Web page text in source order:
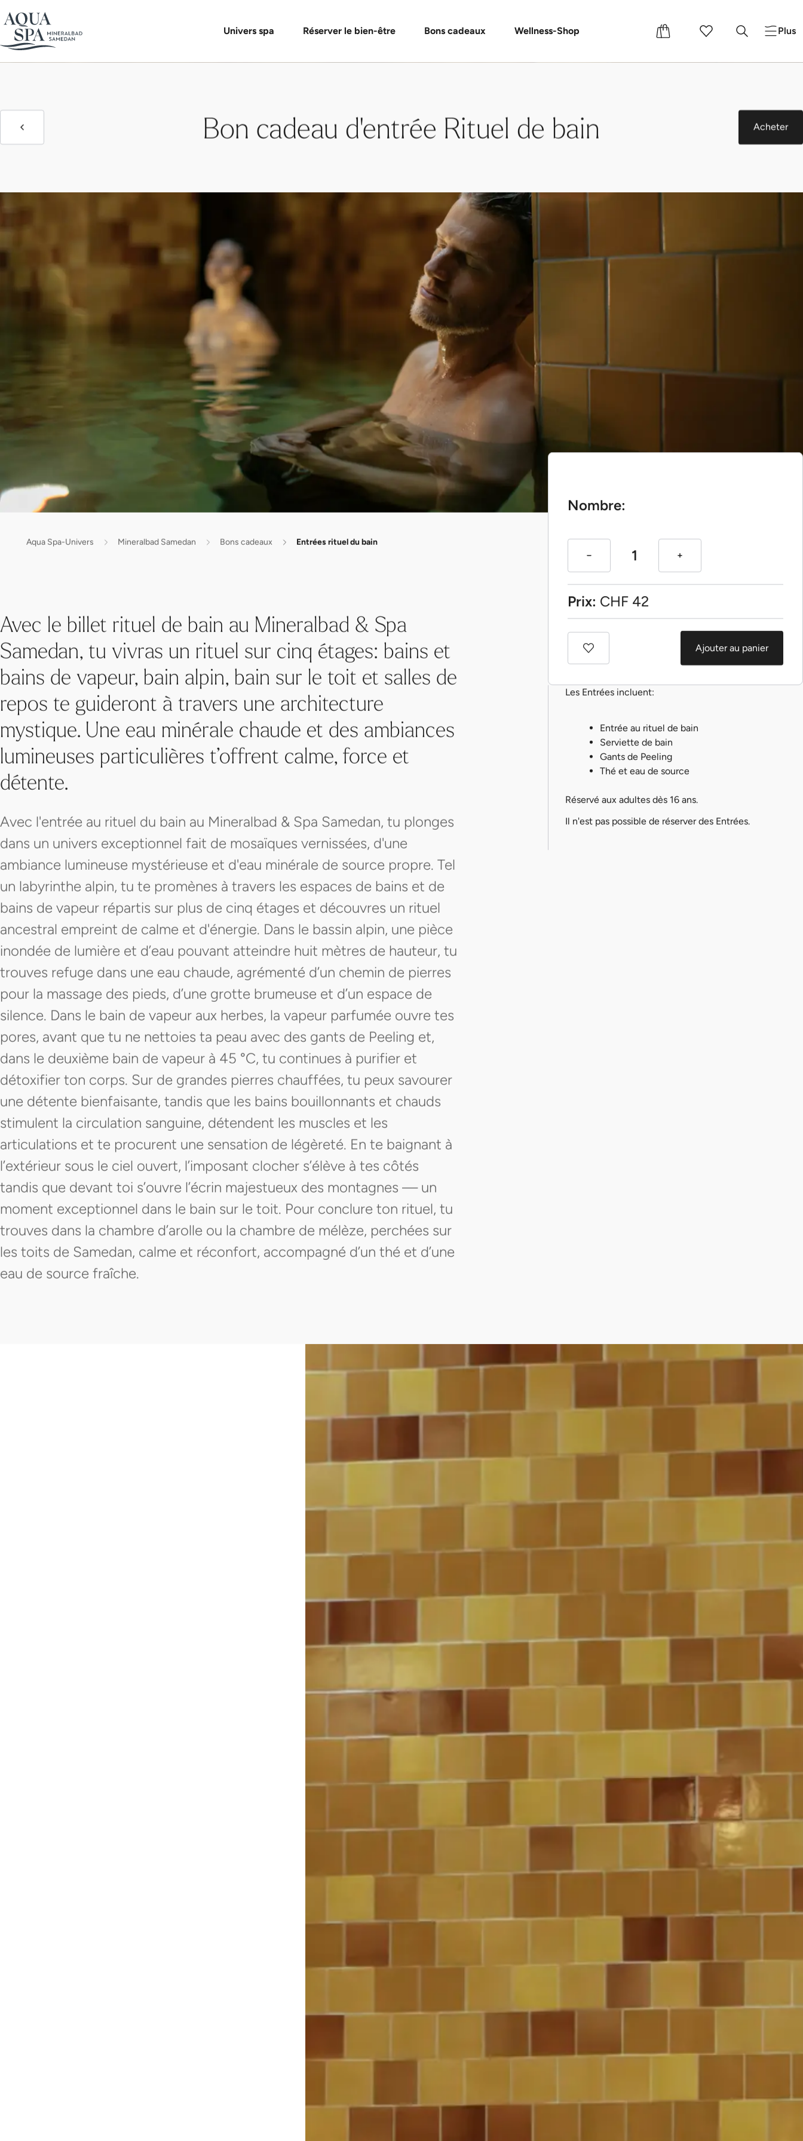
Univers spa Réserver le bien-être
Formules Day Spa Massages et soins
Bons cadeaux
Boutique de bons cadeaux Vérifier un bon cadeau FAQ bons cadeaux
Wellness-Shop Plus
Bon cadeau d'entrée Rituel de bain Acheter
Aqua Spa-Univers Mineralbad Samedan Bons cadeaux Entrées rituel du bain
Avec le billet rituel de bain au Mineralbad & Spa
Samedan, tu vivras un rituel sur cinq étages: bains et
bains de vapeur, bain alpin, bain sur le toit et salles de
repos te guideront à travers une architecture
mystique. Une eau minérale chaude et des ambiances
lumineuses particulières t’offrent calme, force et
détente.
Avec l'entrée au rituel du bain au Mineralbad & Spa Samedan, tu plonges
dans un univers exceptionnel fait de mosaïques vernissées, d'une
ambiance lumineuse mystérieuse et d'eau minérale de source propre. Tel
un labyrinthe alpin, tu te promènes à travers les espaces de bains et de
bains de vapeur répartis sur plus de cinq étages et découvres un rituel
ancestral empreint de calme et d'énergie. Dans le bassin alpin, une pièce
inondée de lumière et d’eau pouvant atteindre huit mètres de hauteur, tu
trouves refuge dans une eau chaude, agrémenté d’un chemin de pierres
pour la massage des pieds, d’une grotte brumeuse et d’un espace de
silence. Dans le bain de vapeur aux herbes, la vapeur parfumée ouvre tes
pores, avant que tu ne nettoies ta peau avec des gants de Peeling et,
dans le deuxième bain de vapeur à 45 °C, tu continues à purifier et
détoxifier ton corps. Sur de grandes pierres chauffées, tu peux savourer
une détente bienfaisante, tandis que les bains bouillonnants et chauds
stimulent la circulation sanguine, détendent les muscles et les
articulations et te procurent une sensation de légèreté. En te baignant à
l’extérieur sous le ciel ouvert, l’imposant clocher s’élève à tes côtés
tandis que devant toi s’ouvre l’écrin majestueux des montagnes — un
moment exceptionnel dans le bain sur le toit. Pour conclure ton rituel, tu
trouves dans la chambre d’arolle ou la chambre de mélèze, perchées sur
les toits de Samedan, calme et réconfort, accompagné d’un thé et d’une
eau de source fraîche.
Nombre:
Prix: CHF 42
Ajouter au panier
Les Entrées incluent:
Entrée au rituel de bain
Serviette de bain
Gants de Peeling
Thé et eau de source
Réservé aux adultes dès 16 ans.
Il n'est pas possible de réserver des Entrées.